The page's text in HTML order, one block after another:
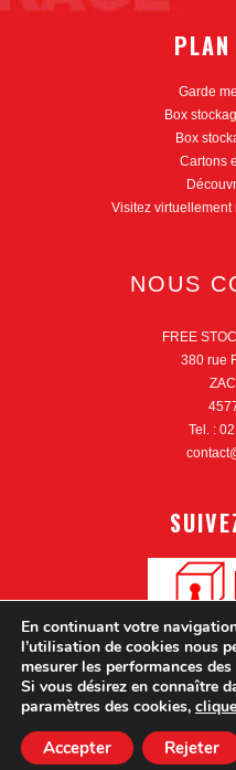
Garde
Box
Box
Cartons
Visitez virtuellement
NOUS
FREE
380 rue
Tel. :
En continuant votre
l’utilisation de cookies nous
mesurer les performances des
Si vous désirez en connaître
paramètres des cookies,
Accepter Rejeter